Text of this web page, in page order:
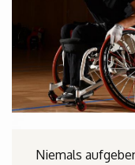
Niemals